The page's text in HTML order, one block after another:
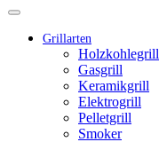
Grillarten
Holzkohlegrill
Gasgrill
Keramikgrill
Elektrogrill
Pelletgrill
Smoker